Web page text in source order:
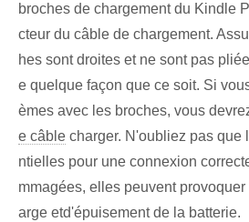
broches de chargement du Kindle
cteur du câble de chargement.
hes sont droites et ne sont pas
e quelque façon que ce soit. Si
èmes avec les broches, vous
e câble charger. ⁣N'oubliez pas‍ que
ntielles ‍pour une connexion
mmagées, elles peuvent
arge ‌et‌d'épuisement de la batterie‌.